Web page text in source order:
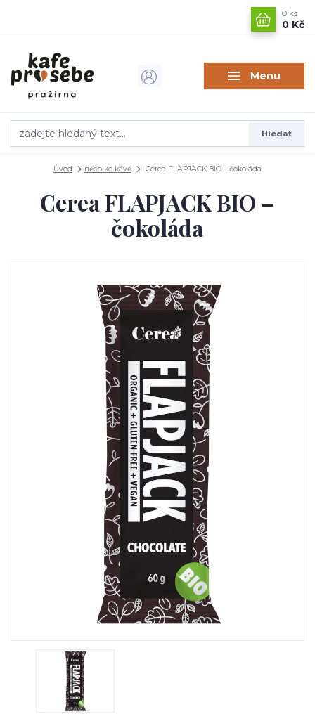
Menu
Hledat
0 ks
0 Kč
Úvod něco ke kávě Cerea FLAPJACK BIO – čokoláda
Cerea FLAPJACK BIO –
čokoláda